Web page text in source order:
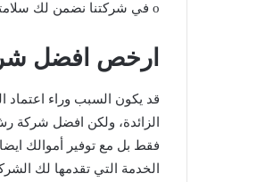
o في شركتنا نضمن لك سلامتك وسلامة جميع أفراد أسرتك سلامة تامة.
ارخص افضل
قد يكون السبب وراء اعتماد
الزائدة، ولكن افضل شركة
فقط بل مع توفير أموالك
الخدمة التي تقدمها لك